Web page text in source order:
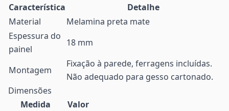
Característica
Detalhe
Material
Melamina preta mate
Espessura do
painel
18 mm
Montagem
Fixação à parede, ferragens incluídas.
Não adequado para gesso cartonado.
Dimensões
Medida
Valor